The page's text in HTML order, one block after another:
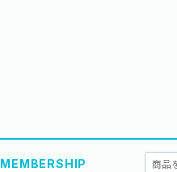
MEMBERSHIP